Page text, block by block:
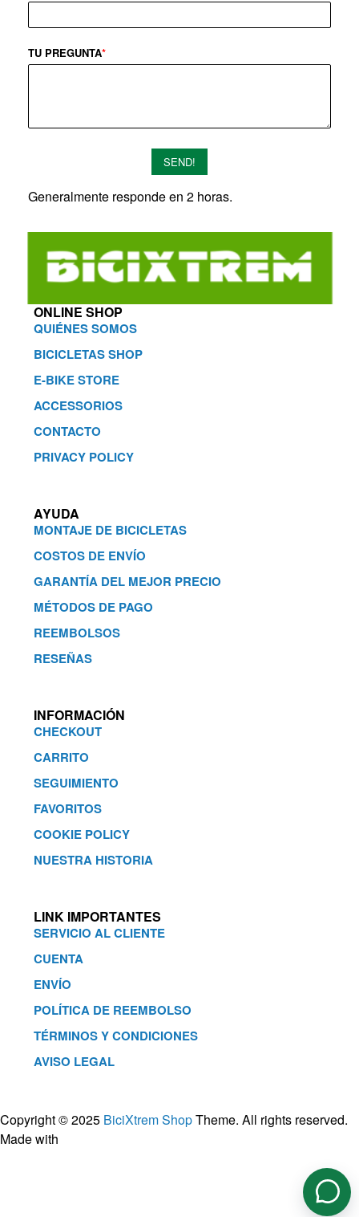
TU PREGUNTA*
SEND!
Generalmente responde en 2 horas.
ONLINE SHOP
QUIÉNES SOMOS
BICICLETAS SHOP
E-BIKE STORE
ACCESSORIOS
CONTACTO
PRIVACY POLICY
AYUDA
MONTAJE DE BICICLETAS
COSTOS DE ENVÍO
GARANTÍA DEL MEJOR PRECIO
MÉTODOS DE PAGO
REEMBOLSOS
RESEÑAS
INFORMACIÓN
CHECKOUT
CARRITO
SEGUIMIENTO
FAVORITOS
COOKIE POLICY
NUESTRA HISTORIA
LINK IMPORTANTES
SERVICIO AL CLIENTE
CUENTA
ENVÍO
POLÍTICA DE REEMBOLSO
TÉRMINOS Y CONDICIONES
AVISO LEGAL
Copyright © 2025 BiciXtrem ShopTheme. All rights reserved.
Made with